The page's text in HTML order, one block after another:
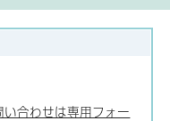
合わせは専用フォー